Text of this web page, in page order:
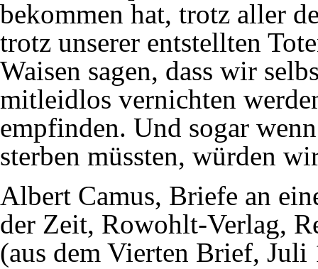
bekommen hat, trotz aller
trotz unserer entstellten
Waisen sagen, dass wir
mitleidlos vernichten
empfinden. Und sogar
sterben müssten, würden
Albert Camus, Briefe an
der Zeit, Rowohlt-Verlag,
(aus dem Vierten Brief, Juli